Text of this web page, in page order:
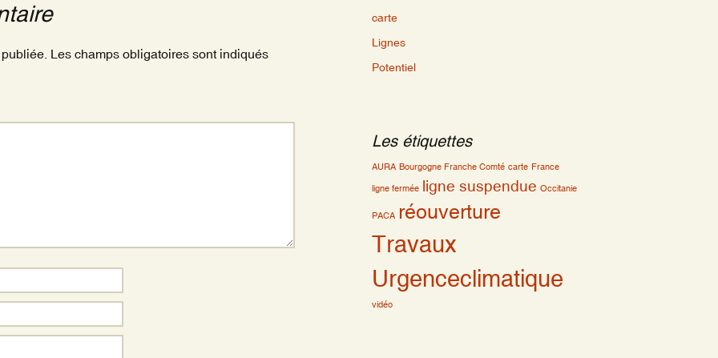
Les champs obligatoires sont indiqués
carte
Lignes
Potentiel
Les étiquettes
AURA Bourgogne Franche Comté carte France
ligne fermée ligne suspendue Occitanie
PACA réouverture
Travaux
Urgenceclimatique
vidéo